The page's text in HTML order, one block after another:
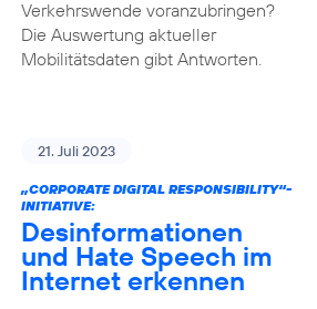
Verkehrswende voranzubringen?
Die Auswertung aktueller
Mobilitätsdaten gibt Antworten.
21. Juli 2023
„CORPORATE DIGITAL RESPONSIBILITY“-
INITIATIVE:
Desinformationen
und Hate Speech im
Internet erkennen